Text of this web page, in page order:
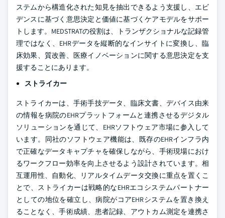
ステムから構造化された知見を抽出できるよう支援し、エビ
デンスに基づく意思決定と価値に基づくケアモデルをサポー
トします。MEDSTRATの役割は、トランザクショナルな記録管
理ではなく、EHRデータを縦断的なインサイトに変換し、臨
床効果、質改善、医療イノベーションに関する意思決定を支
援することにあります。
ストライカー
ストライカーは、手術手技データ、臨床文書、デバイス由来
の情報を病院のEHRプラットフォームと連携させるデジタル
ソリューションを通じて、EHRソフトウェア市場に参入して
います。同社のソフトウェア機能は、既存のEHRインフラ内
で正確なデータキャプチャを確保しながら、手術現場におけ
るワークフロー効率を向上させるよう設計されています。相
互運用性、自動化、リアルタイムデータ交換に重点を置くこ
とで、ストライカーは戦略的なEHRエコシステムパートナー
としての地位を確立し、病院がコアEHRシステムを置き換え
ることなく、手術成績、患者記録、アウトカム測定を連携さ